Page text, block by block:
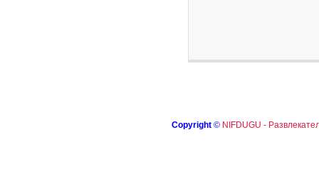
Copyright © NIFDUGU -